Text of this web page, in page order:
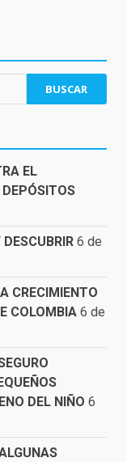
EL
6 de
CRECIMIENTO
COLOMBIA 6 de
DEL NIÑO 6